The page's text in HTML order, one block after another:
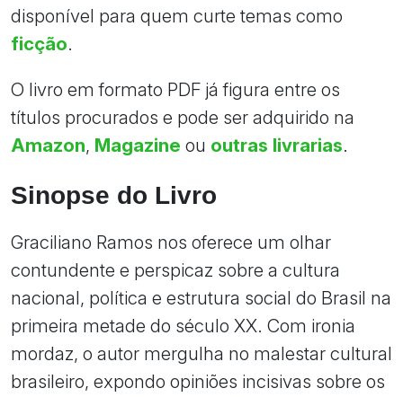
disponível para quem curte temas como
ficção.
O livro em formato PDF já figura entre os
títulos procurados e pode ser adquirido na
Amazon, Magazine ou outras livrarias.
Sinopse do Livro
Graciliano Ramos nos oferece um olhar
contundente e perspicaz sobre a cultura
nacional, política e estrutura social do Brasil na
primeira metade do século XX. Com ironia
mordaz, o autor mergulha no malestar cultural
brasileiro, expondo opiniões incisivas sobre os